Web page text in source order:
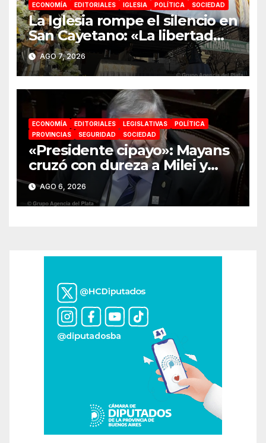
ECONOMÍA EDITORIALES IGLESIA POLÍTICA SOCIEDAD
La Iglesia rompe el silencio en
San Cayetano: «La libertad
económica no puede ser
absoluta»
AGO 7, 2026
ECONOMÍA EDITORIALES LEGISLATIVAS
POLÍTICA
PROVINCIAS
SEGURIDAD SOCIEDAD
«Presidente cipayo»: Mayans
cruzó con dureza a Milei y
advirtió sobre un juicio
político por traición a la Patria
AGO 6, 2026